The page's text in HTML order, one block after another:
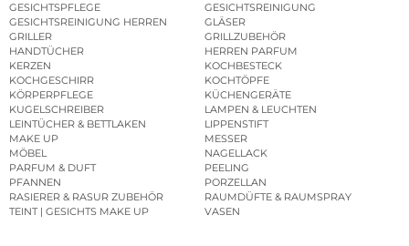
GESICHTSPFLEGE
GESICHTSREINIGUNG
GESICHTSREINIGUNG HERREN
GLÄSER
GRILLER
GRILLZUBEHÖR
HANDTÜCHER
HERREN PARFUM
KERZEN
KOCHBESTECK
KOCHGESCHIRR
KOCHTÖPFE
KÖRPERPFLEGE
KÜCHENGERÄTE
KUGELSCHREIBER
LAMPEN & LEUCHTEN
LEINTÜCHER & BETTLAKEN
LIPPENSTIFT
MAKE UP
MESSER
MÖBEL
NAGELLACK
PARFUM & DUFT
PEELING
PFANNEN
PORZELLAN
RASIERER & RASUR ZUBEHÖR
RAUMDÜFTE & RAUMSPRAY
TEINT | GESICHTS MAKE UP
VASEN